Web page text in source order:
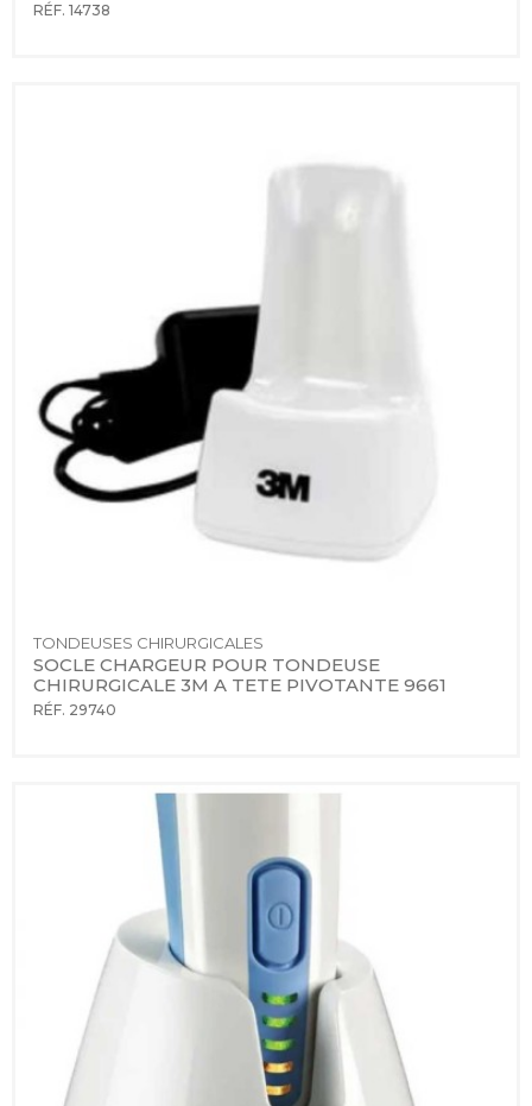
RÉF. 14738
TONDEUSES CHIRURGICALES
SOCLE CHARGEUR POUR TONDEUSE
CHIRURGICALE 3M A TETE PIVOTANTE 9661
RÉF. 29740